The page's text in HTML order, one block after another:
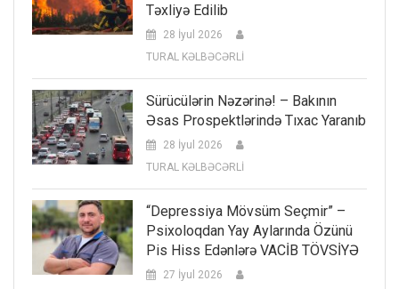
Təxliyə Edilib
28 İyul 2026
TURAL KƏLBƏCƏRLİ
Sürücülərin Nəzərinə! – Bakının
Əsas Prospektlərində Tıxac Yaranıb
28 İyul 2026
TURAL KƏLBƏCƏRLİ
“Depressiya Mövsüm Seçmir” –
Psixoloqdan Yay Aylarında Özünü
Pis Hiss Edənlərə VACİB TÖVSİYƏ
27 İyul 2026